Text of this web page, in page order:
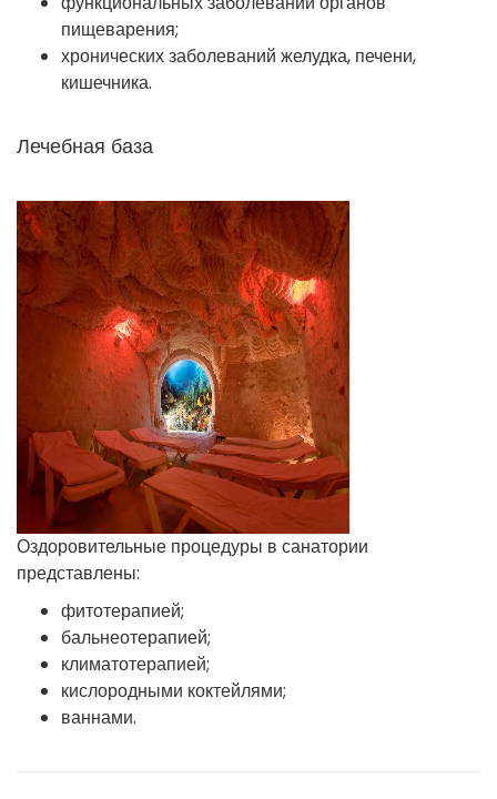
пищеварения;
хронических заболеваний желудка, печени,
кишечника.
Лечебная база
Оздоровительные процедуры в санатории
представлены:
фитотерапией;
бальнеотерапией;
климатотерапией;
кислородными коктейлями;
ваннами.